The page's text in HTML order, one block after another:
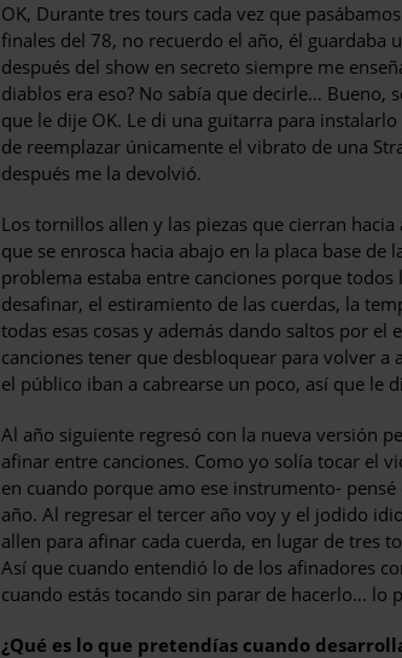
OK, Durante tres tours cada vez que
finales del 78, no recuerdo el año, él guardaba
después del show en secreto siempre me
diablos era eso? No sabía que decirle…
que le dije OK. Le di una guitarra para
de reemplazar únicamente el vibrato de una
después me la devolvió.
Los tornillos allen y las piezas que cierran
que se enrosca hacia abajo en la placa base
problema estaba entre canciones porque
desafinar, el estiramiento de las cuerdas, la
todas esas cosas y además dando saltos por
canciones tener que desbloquear para volver
el público iban a cabrearse un poco, así que le
Al año siguiente regresó con la nueva versión
afinar entre canciones. Como yo solía tocar el
en cuando porque amo ese instrumento-
año. Al regresar el tercer año voy y el jodido
allen para afinar cada cuerda, en lugar de tres
Así que cuando entendió lo de los afinadores
cuando estás tocando sin parar de hacerlo… lo
¿Qué es lo que pretendías cuando